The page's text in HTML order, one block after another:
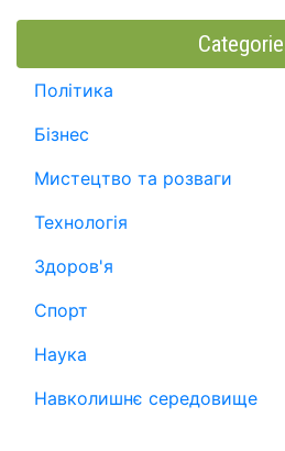
Політика
Бізнес
Мистецтво та розваги
Технологія
Здоров'я
Спорт
Наука
Навколишнє середовище